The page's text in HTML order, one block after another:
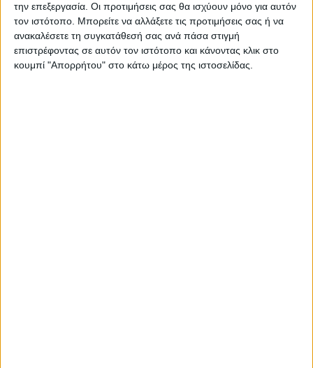
την επεξεργασία. Οι προτιμήσεις σας θα ισχύουν μόνο για αυτόν
τον ιστότοπο. Μπορείτε να αλλάξετε τις προτιμήσεις σας ή να
ανακαλέσετε τη συγκατάθεσή σας ανά πάσα στιγμή
επιστρέφοντας σε αυτόν τον ιστότοπο και κάνοντας κλικ στο
κουμπί "Απορρήτου" στο κάτω μέρος της ιστοσελίδας.
Όλες οι εξελίξεις στην περιοχή της
Καρδίτσας και ευρύτερα της Θεσσαλίας
ΠΡΟΗΓΟΥΜΕΝΟ ΑΡΘΡΟ ΕΠΟΜΕΝΟ ΑΡΘΡΟ